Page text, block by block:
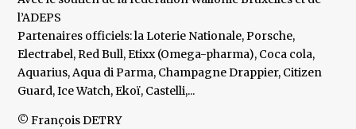
l’ADEPS
Partenaires officiels: la Loterie Nationale, Porsche,
Electrabel, Red Bull, Etixx (Omega-pharma), Coca cola,
Aquarius, Aqua di Parma, Champagne Drappier, Citizen
Guard, Ice Watch, Ekoï, Castelli,...
© François DETRY